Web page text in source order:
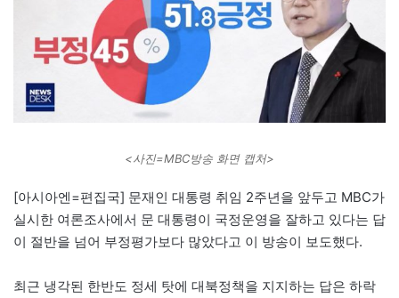
<사진=MBC방송 화면 캡처>
[아시아엔=편집국] 문재인 대통령 취임 2주년을 앞두고 MBC가
실시한 여론조사에서 문 대통령이 국정운영을 잘하고 있다는 답
이 절반을 넘어 부정평가보다 많았다고 이 방송이 보도했다.
최근 냉각된 한반도 정세 탓에 대북정책을 지지하는 답은 하락